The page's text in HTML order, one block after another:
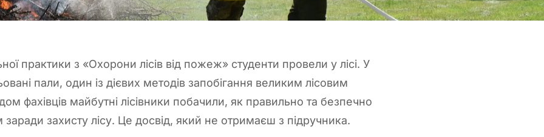
практики з «Охорони лісів від пожеж» студенти провели у лісі. У
пали, один із дієвих методів запобігання великим лісовим
фахівців майбутні лісівники побачили, як правильно та безпечно
захисту лісу. Це досвід, який не отримаєш з підручника.